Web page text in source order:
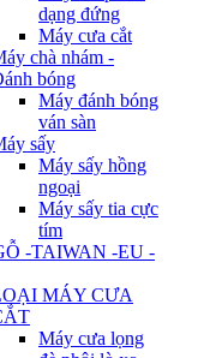
dạng đứng
Máy cưa cắt
chà nhám -
bóng
Máy đánh bóng
ván sàn
sấy
Máy sấy hồng
ngoại
Máy sấy tia cực
tím
-TAIWAN -EU -
MÁY CƯA
Máy cưa lọng